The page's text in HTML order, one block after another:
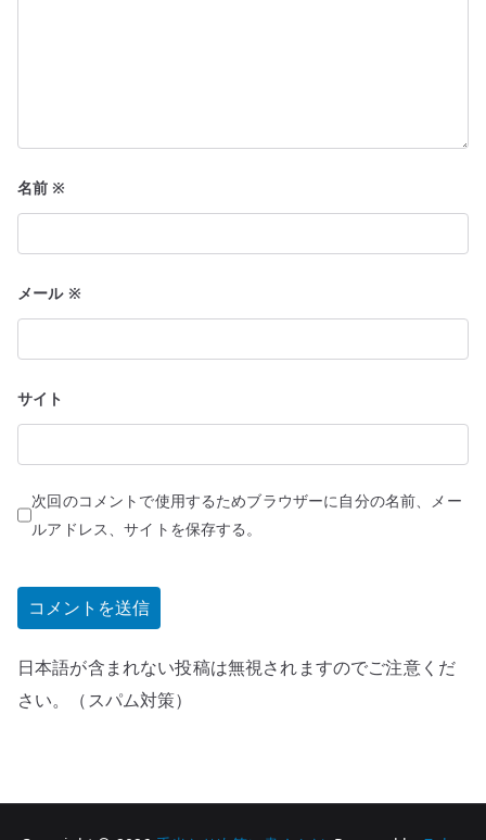
名前※
メール ※
サイト
次回のコメントで使用するためブラウザーに自分の名前、メー
ルアドレス、サイトを保存する。
日本語が含まれない投稿は無視されますのでご注意くだ
さい。（スパム対策）